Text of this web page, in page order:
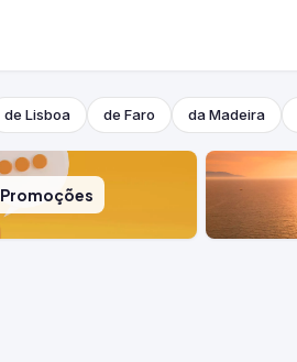
de Lisboa de Faro da Madeira
Promoções